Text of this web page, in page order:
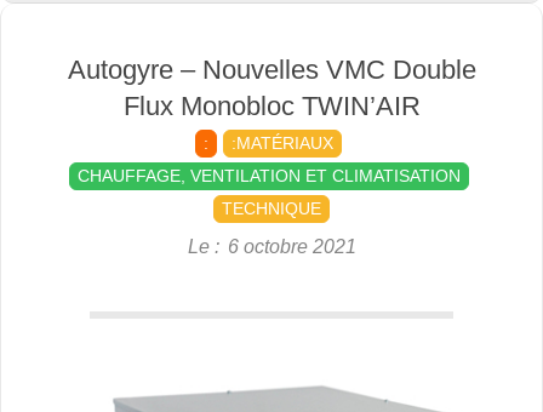
Autogyre – Nouvelles VMC Double
Flux Monobloc TWIN’AIR
:
:MATÉRIAUX
CHAUFFAGE, VENTILATION ET CLIMATISATION
TECHNIQUE
Le : 6 octobre 2021